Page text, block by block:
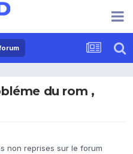
du rom ,
non reprises sur le forum